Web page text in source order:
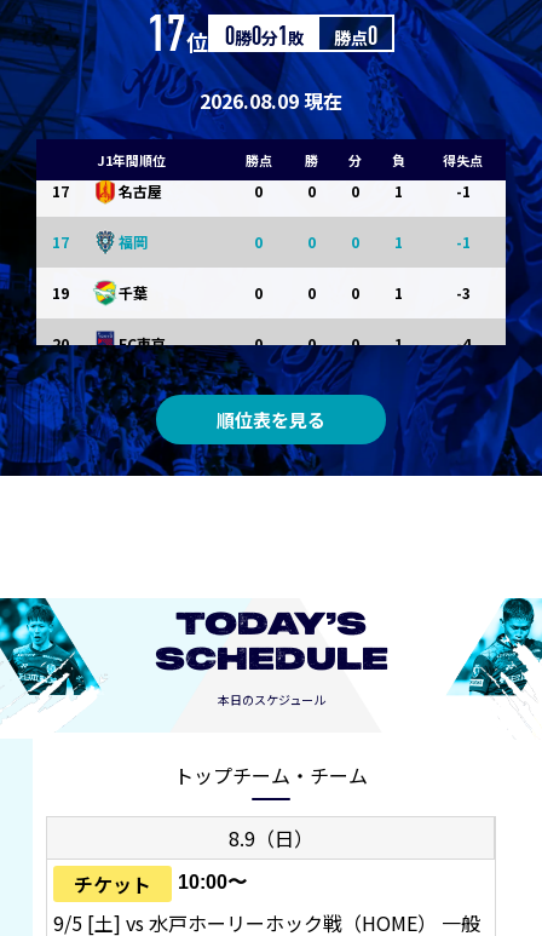
17位 0勝0分1敗 勝点0
2026.08.09 現在
J1年間順位 勝点 勝 分 負 得失点
14 水戸 0 0 1 -1
14 京都 0 0 1 -1
14 岡山 0 0 0 1 -1
17 名古屋 0 0 0 1 -1
17 福岡 0 0 0 1 -1
19 千葉 0 0 0 1 -3
20 FC東京 0 0 0 1 -4
順位表を見る
TODAY’S
SCHEDULE
本日のスケジュール
トップチーム・チーム
8.9（日）
チケット
10:00〜
9/5 [土] vs 水戸ホーリーホック戦（HOME） 一般